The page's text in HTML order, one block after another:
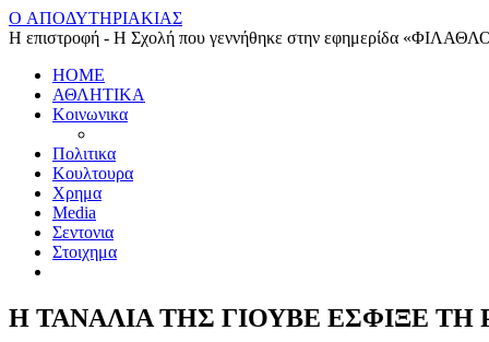
O ΑΠΟΔΥΤΗΡΙΑΚΙΑΣ
Η επιστροφή - Η Σχολή που γεννήθηκε στην εφημερίδα
HOME
ΑΘΛΗΤΙΚΑ
Κοινωνικα
Πολιτικα
Κουλτουρα
Χρημα
Media
Σεντονια
Στοιχημα
Η ΤΑΝΑΛΙΑ ΤΗΣ ΓΙΟΥΒΕ ΕΣΦΙΞΕ ΤΗ